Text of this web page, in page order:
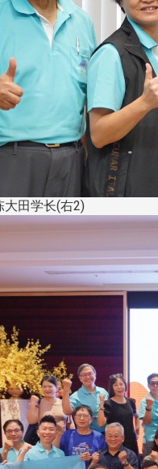
田学长(右2)
友会于6月6日(六)举办
公圳知性健行活动」，在
正学长与副领队吕惠玲学
友会活动 (系
他)
友会兰阳探梅漫游 齐聚
夏欢乐乐章
雨阴霾下，风保系友会